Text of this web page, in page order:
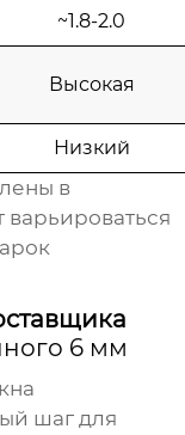
~1.8-2.0
Высокая
Низкий
в
варьироваться
6 мм
шаг для